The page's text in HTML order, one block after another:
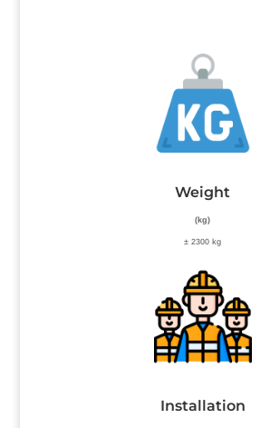
Weight
(kg)
± 2300 kg
Installation